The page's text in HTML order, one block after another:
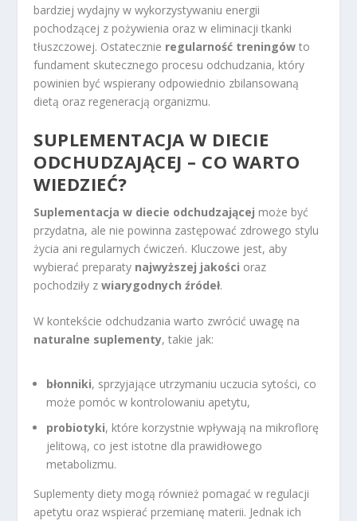
bardziej wydajny w wykorzystywaniu energii
pochodzącej z pożywienia oraz w eliminacji tkanki
tłuszczowej. Ostatecznie regularność treningów to
fundament skutecznego procesu odchudzania, który
powinien być wspierany odpowiednio zbilansowaną
dietą oraz regeneracją organizmu.
SUPLEMENTACJA W DIECIE
ODCHUDZAJĄCEJ – CO WARTO
WIEDZIEĆ?
Suplementacja w diecie odchudzającej może być
przydatna, ale nie powinna zastępować zdrowego stylu
życia ani regularnych ćwiczeń. Kluczowe jest, aby
wybierać preparaty najwyższej jakości oraz
pochodziły zwiarygodnych źródeł.
W kontekście odchudzania warto zwrócić uwagę na
naturalne suplementy, takie jak:
błonniki, sprzyjające utrzymaniu uczucia sytości, co
może pomóc w kontrolowaniu apetytu,
probiotyki, które korzystnie wpływają na mikroflorę
jelitową, co jest istotne dla prawidłowego
metabolizmu.
Suplementy diety mogą również pomagać w regulacji
apetytu oraz wspierać przemianę materii. Jednak ich